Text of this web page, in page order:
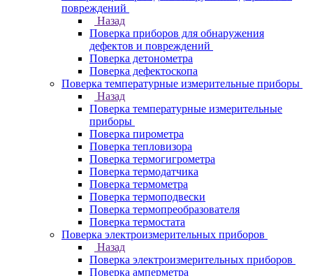
повреждений
Назад
Поверка приборов для обнаружения
дефектов и повреждений
Поверка детонометра
Поверка дефектоскопа
Поверка температурные измерительные приборы
Назад
Поверка температурные измерительные
приборы
Поверка пирометра
Поверка тепловизора
Поверка термогигрометра
Поверка термодатчика
Поверка термометра
Поверка термоподвески
Поверка термопреобразователя
Поверка термостата
Поверка электроизмерительных приборов
Назад
Поверка электроизмерительных приборов
Поверка амперметра